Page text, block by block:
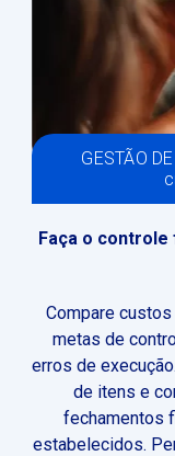
GESTÃO
Faça o
Compare
metas de
erros de
de itens e
fechamentos
estabelecidos.